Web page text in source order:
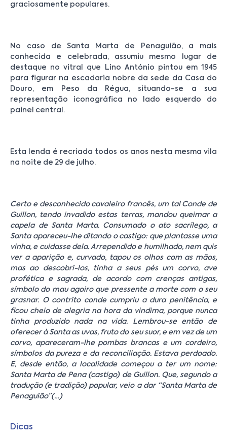
graciosamente populares.
No caso de Santa Marta de Penaguião, a mais
conhecida e celebrada, assumiu mesmo lugar de
destaque no vitral que Lino António pintou em 1945
para figurar na escadaria nobre da sede da Casa do
Douro, em Peso da Régua, situando-se a sua
representação iconográfica no lado esquerdo do
painel central.
Esta lenda é recriada todos os anos nesta mesma vila
na noite de 29 de julho.
Certo e desconhecido cavaleiro francês, um tal Conde de
Guillon, tendo invadido estas terras, mandou queimar a
capela de Santa Marta. Consumado o ato sacrílego, a
Santa apareceu-lhe ditando o castigo: que plantasse uma
vinha, e cuidasse dela. Arrependido e humilhado, nem quis
ver a aparição e, curvado, tapou os olhos com as mãos,
mas ao descobri-los, tinha a seus pés um corvo, ave
profética e sagrada, de acordo com crenças antigas,
símbolo do mau agoiro que pressente a morte com o seu
grasnar. O contrito conde cumpriu a dura penitência, e
ficou cheio de alegria na hora da vindima, porque nunca
tinha produzido nada na vida. Lembrou-se então de
oferecer à Santa as uvas, fruto do seu suor, e em vez de um
corvo, apareceram-lhe pombas brancas e um cordeiro,
símbolos da pureza e da reconciliação. Estava perdoado.
E, desde então, a localidade começou a ter um nome:
Santa Marta de Pena (castigo) de Guillon. Que, segundo a
tradução (e tradição) popular, veio a dar “Santa Marta de
Penaguião”(…)
Dicas